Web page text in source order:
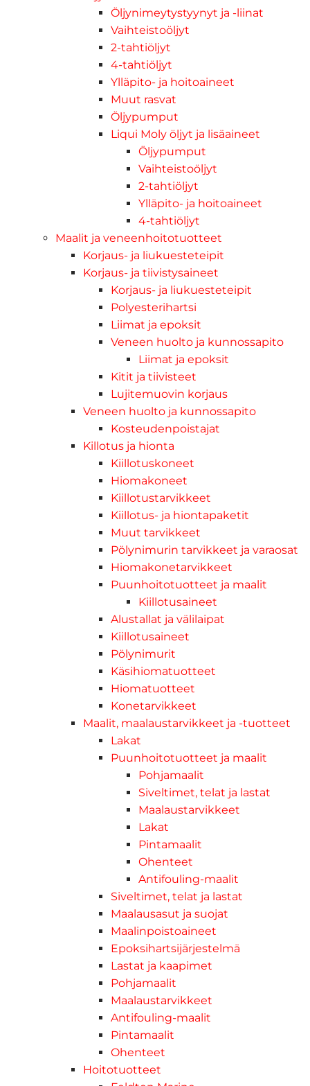
Öljynimeytystyynyt ja -liinat
Vaihteistoöljyt
2-tahtiöljyt
4-tahtiöljyt
Ylläpito- ja hoitoaineet
Muut rasvat
Öljypumput
Liqui Moly öljyt ja lisäaineet
Öljypumput
Vaihteistoöljyt
2-tahtiöljyt
Ylläpito- ja hoitoaineet
4-tahtiöljyt
Maalit ja veneenhoitotuotteet
Korjaus- ja liukuesteteipit
Korjaus- ja tiivistysaineet
Korjaus- ja liukuesteteipit
Polyesterihartsi
Liimat ja epoksit
Veneen huolto ja kunnossapito
Liimat ja epoksit
Kitit ja tiivisteet
Lujitemuovin korjaus
Veneen huolto ja kunnossapito
Kosteudenpoistajat
Killotus ja hionta
Kiillotuskoneet
Hiomakoneet
Kiillotustarvikkeet
Kiillotus- ja hiontapaketit
Muut tarvikkeet
Pölynimurin tarvikkeet ja varaosat
Hiomakonetarvikkeet
Puunhoitotuotteet ja maalit
Kiillotusaineet
Alustallat ja välilaipat
Kiillotusaineet
Pölynimurit
Käsihiomatuotteet
Hiomatuotteet
Konetarvikkeet
Maalit, maalaustarvikkeet ja -tuotteet
Lakat
Puunhoitotuotteet ja maalit
Pohjamaalit
Siveltimet, telat ja lastat
Maalaustarvikkeet
Lakat
Pintamaalit
Ohenteet
Antifouling-maalit
Siveltimet, telat ja lastat
Maalausasut ja suojat
Maalinpoistoaineet
Epoksihartsijärjestelmä
Lastat ja kaapimet
Pohjamaalit
Maalaustarvikkeet
Antifouling-maalit
Pintamaalit
Ohenteet
Hoitotuotteet